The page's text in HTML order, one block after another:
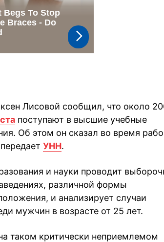
Лисовой сообщил, что около
поступают в высшие учебные
Об этом он сказал во время
УНН.
и науки проводит
различной формы
и анализирует случаи
мужчин в возрасте от 25 лет.
таком критически неприемлемом